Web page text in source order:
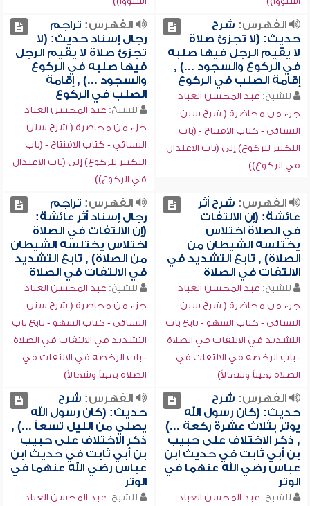
الفهرس: شرح
حديث: (لا تجزئ صلاة
لا يقيم الرجل فيها صلبه
في الركوع والسجود ...) ,
إقامة الصلب في الركوع
للشيخ: عبد المحسن العباد
جزء من محاضرة ( شرح سنن
النسائي - كتاب الافتتاح - (باب
التكبير للركوع) إلى (باب الاعتدال
في الركوع))
الفهرس: تراجم
رجال إسناد حديث: (لا
تجزئ صلاة لا يقيم الرجل
فيها صلبه في الركوع
والسجود ...) , إقامة
الصلب في الركوع
للشيخ: عبد المحسن العباد
جزء من محاضرة ( شرح سنن
النسائي - كتاب الافتتاح - (باب
التكبير للركوع) إلى (باب الاعتدال
في الركوع))
الفهرس: شرح أثر
عائشة: (إن الالتفات
في الصلاة اختلاس
يختلسه الشيطان من
الصلاة) , تابع التشديد في
الالتفات في الصلاة
للشيخ: عبد المحسن العباد
جزء من محاضرة ( شرح سنن
النسائي - كتاب السهو - تابع باب
التشديد في الالتفات في الصلاة
- باب الرخصة في الالتفات في
الصلاة يميناً وشمالاً)
الفهرس: تراجم
رجال إسناد أثر عائشة:
(إن الالتفات في الصلاة
اختلاس يختلسه الشيطان
من الصلاة) , تابع التشديد
في الالتفات في الصلاة
للشيخ: عبد المحسن العباد
جزء من محاضرة ( شرح سنن
النسائي - كتاب السهو - تابع باب
التشديد في الالتفات في الصلاة
- باب الرخصة في الالتفات في
الصلاة يميناً وشمالاً)
الفهرس: شرح
حديث: (كان رسول الله
يوتر بثلاث عشرة ركعة ...)
, ذكر الاختلاف على حبيب
بن أبي ثابت في حديث ابن
عباس رضي الله عنهما في
الوتر
للشيخ: عبد المحسن العباد
الفهرس: شرح
حديث: (كان رسول الله
يصلي من الليل تسعاً ...) ,
ذكر الاختلاف على حبيب
بن أبي ثابت في حديث ابن
عباس رضي الله عنهما في
الوتر
للشيخ: عبد المحسن العباد